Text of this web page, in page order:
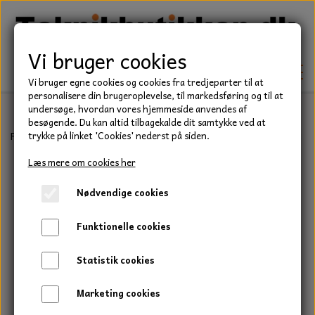
TEKNIK
KILEREMME
LEJER
PAKDÅSER
LÅSERINGE
BEFÆSTELSE
HAVE/PARK
UNIVERSALE REMME TIL PLÆNEKLIPPER OG
HAVETRAKTOR
TRAKTOR/ENTREPRENØR
Forside Befæstelse Bolte Stålbolt, Elgalvaniseret, Kvalitet 8.8
Vi bruger cookies
Vi bruger egne cookies og cookies fra tredjeparter til at
personalisere din brugeroplevelse, til markedsføring og til at
undersøge, hvordan vores hjemmeside anvendes af
besøgende. Du kan altid tilbagekalde dit samtykke ved at
trykke på linket 'Cookies' nederst på siden.
Læs mere om cookies her
Nødvendige cookies
Funktionelle cookies
Statistik cookies
Marketing cookies